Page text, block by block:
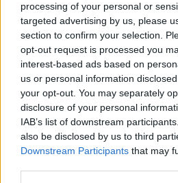
processing of your personal or
targeted advertising by us, please
section to confirm your selection.
opt-out request is processed you
interest-based ads based on
us or personal information
your opt-out. You may separately
disclosure of your personal
IAB’s list of downstream
also be disclosed by us to third
Downstream Participants that may
Puoi abbonarti asoli €
cliccandoqui
Sei già abbonato?
Puoi effettuare l'accesso
sezioneLogindal menù
cliccandoqui